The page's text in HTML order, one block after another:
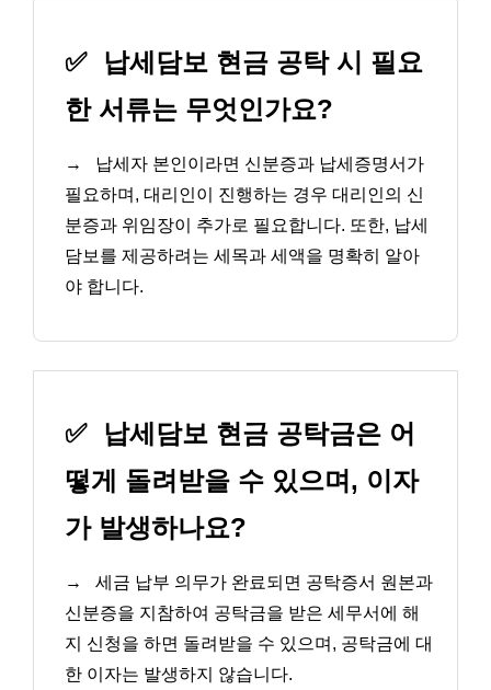
✅
납세담보 현금 공탁 시 필요
한 서류는 무엇인가요?
→
납세자 본인이라면 신분증과 납세증명서가
필요하며, 대리인이 진행하는 경우 대리인의 신
분증과 위임장이 추가로 필요합니다. 또한, 납세
담보를 제공하려는 세목과 세액을 명확히 알아
야 합니다.
✅
납세담보 현금 공탁금은 어
떻게 돌려받을 수 있으며, 이자
가 발생하나요?
→
세금 납부 의무가 완료되면 공탁증서 원본과
신분증을 지참하여 공탁금을 받은 세무서에 해
지 신청을 하면 돌려받을 수 있으며, 공탁금에 대
한 이자는 발생하지 않습니다.